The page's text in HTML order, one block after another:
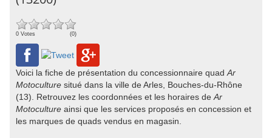
0 Votes (0)
Voici la fiche de présentation du concessionnaire quad Ar
Motoculture situé dans la ville de Arles, Bouches-du-Rhône
(13). Retrouvez les coordonnées et les horaires de Ar
Motoculture ainsi que les services proposés en concession et
les marques de quads vendus en magasin.